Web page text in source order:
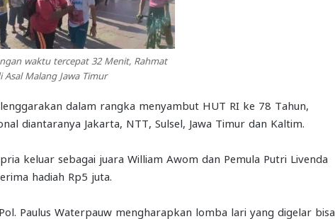
waktu tercepat 32 Menit, Rahmat
Asal Malang Jawa Timur
dalam rangka menyambut HUT RI ke 78 Tahun,
diantaranya Jakarta, NTT, Sulsel, Jawa Timur dan Kaltim.
keluar sebagai juara William Awom dan Pemula Putri Livenda
hadiah Rp5 juta.
Paulus Waterpauw mengharapkan lomba lari yang digelar bisa